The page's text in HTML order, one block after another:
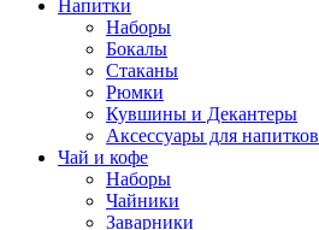
Напитки
Наборы
Бокалы
Стаканы
Рюмки
Кувшины и Декантеры
Аксессуары для напитков
Чай и кофе
Наборы
Чайники
Заварники